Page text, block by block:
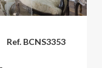
Ref. BCNS3353